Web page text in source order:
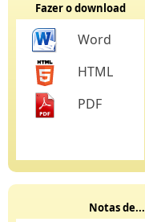
Fazer o download
Word
HTML
PDF
Notas de...